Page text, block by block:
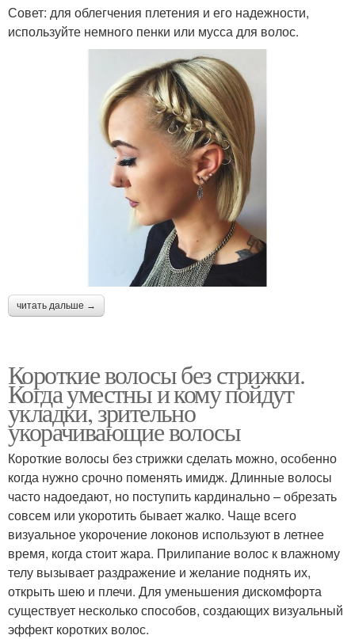
Совет: для облегчения плетения и его надежности,
используйте немного пенки или мусса для волос.
читать дальше →
Короткие волосы без стрижки.
Когда уместны и кому пойдут
укладки, зрительно
укорачивающие волосы
Короткие волосы без стрижки сделать можно, особенно
когда нужно срочно поменять имидж. Длинные волосы
часто надоедают, но поступить кардинально – обрезать
совсем или укоротить бывает жалко. Чаще всего
визуальное укорочение локонов используют в летнее
время, когда стоит жара. Прилипание волос к влажному
телу вызывает раздражение и желание поднять их,
открыть шею и плечи. Для уменьшения дискомфорта
существует несколько способов, создающих визуальный
эффект коротких волос.